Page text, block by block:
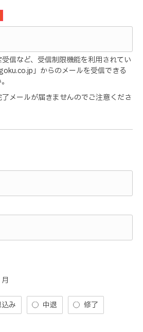
信など、受信制限機能を利用されてい
」からのメールを受信できる
メールが届きませんのでご注意くださ
月
み 中退 修了